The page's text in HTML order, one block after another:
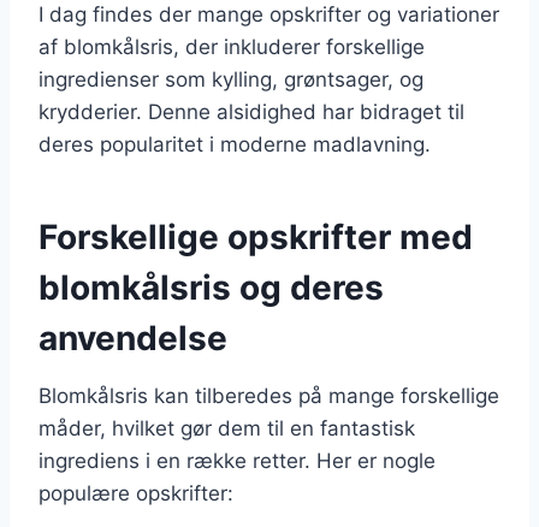
I dag findes der mange opskrifter og variationer
af blomkålsris, der inkluderer forskellige
ingredienser som kylling, grøntsager, og
krydderier. Denne alsidighed har bidraget til
deres popularitet i moderne madlavning.
Forskellige opskrifter med
blomkålsris og deres
anvendelse
Blomkålsris kan tilberedes på mange forskellige
måder, hvilket gør dem til en fantastisk
ingrediens i en række retter. Her er nogle
populære opskrifter: